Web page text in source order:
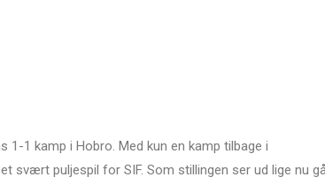
1 kamp i Hobro. Med kun en kamp tilbage i
svært puljespil for SIF. Som stillingen ser ud lige nu